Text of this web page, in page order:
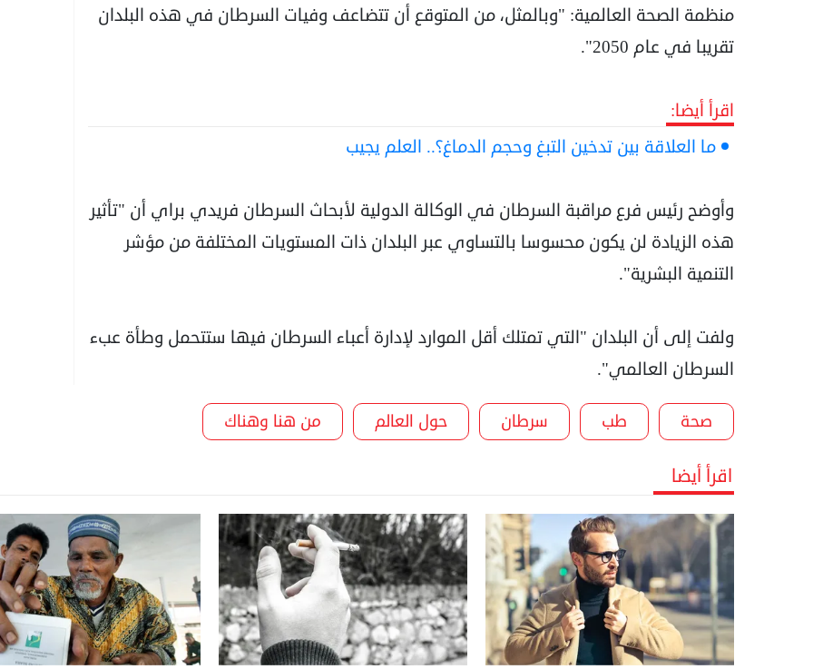
منظمة الصحة العالمية: "وبالمثل، من المتوقع أن تتضاعف وفيات السرطان في هذه البلدان
تقريبا في عام 2050".
اقرأ أيضا:
ما العلاقة بين تدخين التبغ وحجم الدماغ؟.. العلم يجيب
وأوضح رئيس فرع مراقبة السرطان في الوكالة الدولية لأبحاث السرطان فريدي براي أن "تأثير
هذه الزيادة لن يكون محسوسا بالتساوي عبر البلدان ذات المستويات المختلفة من مؤشر
التنمية البشرية".
ولفت إلى أن البلدان "التي تمتلك أقل الموارد لإدارة أعباء السرطان فيها ستتحمل وطأة عبء
السرطان العالمي".
صحة طب سرطان حول العالم من هنا وهناك
اقرأ أيضا